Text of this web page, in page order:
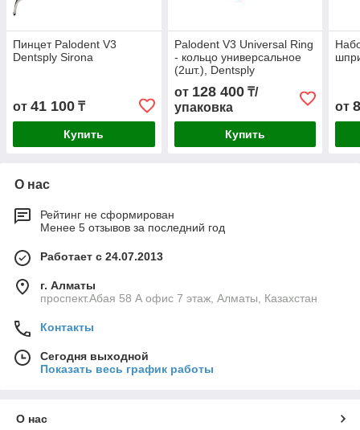
Пинцет Palodent V3
Dentsply Sirona
от 41 100 ₸
Купить
Palodent V3 Universal Ring
- кольцо универсальное
(2шт.), Dentsply
от 128 400₸/
упаковка
Купить
от
О нас
Рейтинг не сформирован
Менее 5 отзывов за последний год
Работает с 24.07.2013
г. Алматы
проспект.Абая 58 А офис 7 этаж, Алматы, Казахстан
Контакты
Сегодня выходной
Показать весь график работы
О нас